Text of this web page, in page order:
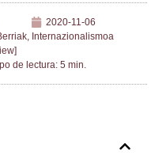
2020-11-06
Internazionalismoa
de lectura: 5 min.